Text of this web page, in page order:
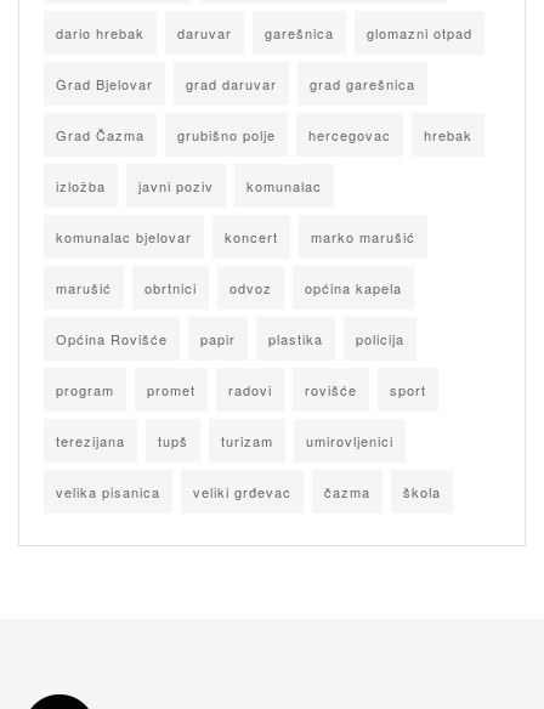
dario hrebak daruvar garešnica glomazni otpad
Grad Bjelovar grad daruvar grad garešnica
Grad Čazma grubišno polje hercegovac hrebak
izložba javni poziv komunalac
komunalac bjelovar koncert marko marušić
marušić obrtnici odvoz općina kapela
Općina Rovišće papir plastika policija
program promet radovi rovišće sport
terezijana tupš turizam umirovljenici
velika pisanica veliki grđevac čazma škola